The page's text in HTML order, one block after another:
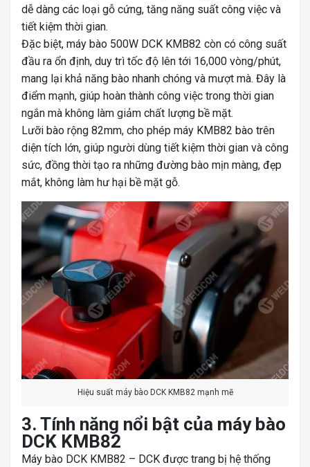
dễ dàng các loại gỗ cứng, tăng năng suất công việc và
tiết kiệm thời gian.
Đặc biệt, máy bào 500W DCK KMB82 còn có công suất
đầu ra ổn định, duy trì tốc độ lên tới 16,000 vòng/phút,
mang lại khả năng bào nhanh chóng và mượt mà. Đây là
điểm mạnh, giúp hoàn thành công việc trong thời gian
ngắn mà không làm giảm chất lượng bề mặt.
Lưỡi bào rộng 82mm, cho phép máy KMB82 bào trên
diện tích lớn, giúp người dùng tiết kiệm thời gian và công
sức, đồng thời tạo ra những đường bào mịn màng, đẹp
mắt, không làm hư hại bề mặt gỗ.
Hiệu suất máy bào DCK KMB82 mạnh mẽ
3. Tính năng nổi bật của máy bào
DCK KMB82
Máy bào DCK KMB82 – DCK được trang bị hệ thống